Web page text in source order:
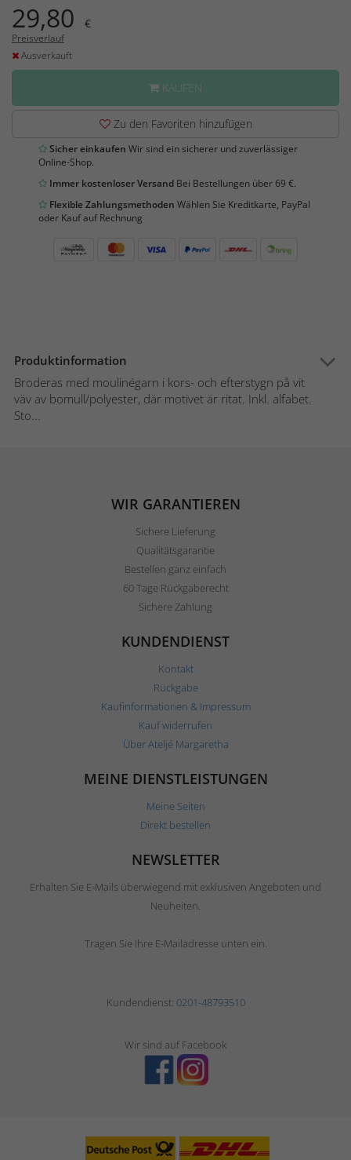
29,80 €
Preisverlauf
Ausverkauft
KAUFEN
Zu den Favoriten hinzufügen
Sicher einkaufen Wir sind ein sicherer und zuverlässiger
Online-Shop.
Immer kostenloser Versand Bei Bestellungen über 69 €.
Flexible Zahlungsmethoden Wählen Sie Kreditkarte, PayPal
oder Kauf auf Rechnung
Produktinformation
Broderas med moulinégarn i kors- och efterstygn på vit
väv av bomull/polyester, där motivet är ritat. Inkl. alfabet.
Sto...
WIR GARANTIEREN
Sichere Lieferung
Qualitätsgarantie
Bestellen ganz einfach
60 Tage Rückgaberecht
Sichere Zahlung
KUNDENDIENST
Kontakt
Rückgabe
Kaufinformationen & Impressum
Kauf widerrufen
Über Ateljé Margaretha
MEINE DIENSTLEISTUNGEN
Meine Seiten
Direkt bestellen
NEWSLETTER
Erhalten Sie E-Mails überwiegend mit exklusiven Angeboten und
Neuheiten.
Tragen Sie Ihre E-Mailadresse unten ein.
Kundendienst: 0201-48793510
Wir sind auf Facebook